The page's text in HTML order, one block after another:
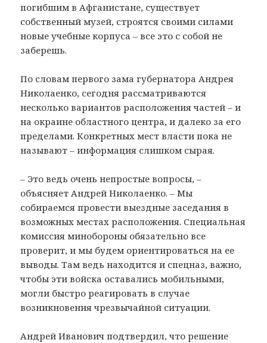
погибшим в Афганистане, существует
собственный музей, строятся своими силами
новые учебные корпуса – все это с собой не
заберешь.
По словам первого зама губернатора Андрея
Николаенко, сегодня рассматриваются
несколько вариантов расположения частей – и
на окраине областного центра, и далеко за его
пределами. Конкретных мест власти пока не
называют – информация слишком сырая.
– Это ведь очень непростые вопросы, –
объясняет Андрей Николаенко. – Мы
собираемся провести выездные заседания в
возможных местах расположения. Специальная
комиссия минобороны обязательно все
проверит, и мы будем ориентироваться на ее
выводы. Там ведь находится и спецназ, важно,
чтобы эти войска оставались мобильными,
могли быстро реагировать в случае
возникновения чрезвычайной ситуации.
Андрей Иванович подтвердил, что решение